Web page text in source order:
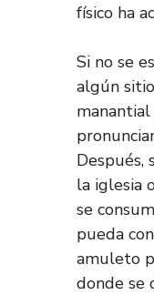
físico ha
Si no se
algún
manantial
Después,
la iglesia
se
pueda
amuleto
donde se